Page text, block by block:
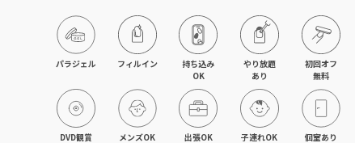
パラジェル フィルイン
持ち込み
OK
やり放題
あり
初回オフ
無料
DVD観賞 メンズOK 出張OK 子連れOK 個室あり